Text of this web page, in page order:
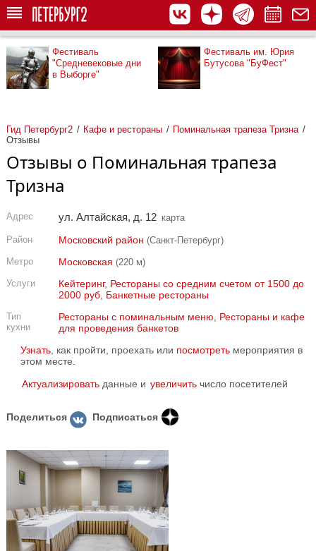
Фестиваль
"Средневековые дни
в Выборге"
Фестиваль им. Юрия
Бутусова "БуФест"
Гид Петербург2 Кафе и рестораны
Поминальная трапеза Тризна
Отзывы
Отзывы о Поминальная трапеза
Тризна
Адрес ул. Алтайская, д. 12 карта
Район Московский район (Санкт-Петербург)
Метро
Московская (220 м)
Услуги
Кейтеринг, Рестораны со средним счетом от 1500 до
2000 руб, Банкетные рестораны
Тип
кухни
Рестораны с поминальным меню
Рестораны и кафе
для проведения банкетов
Узнать , как пройти, проехать или посмотреть мероприятия в
этом месте.
Актуализировать данные и увеличить число посетителей
Поделиться Подписаться